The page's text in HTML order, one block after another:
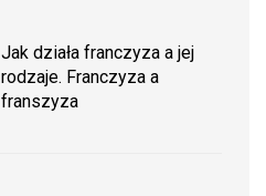
Jak działa franczyza a jej
rodzaje. Franczyza a
franszyza